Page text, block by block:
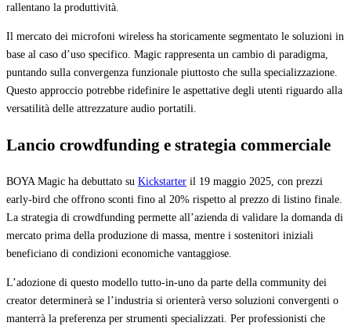
rallentano la produttività.
Il mercato dei microfoni wireless ha storicamente segmentato le soluzioni in
base al caso d’uso specifico. Magic rappresenta un cambio di paradigma,
puntando sulla convergenza funzionale piuttosto che sulla specializzazione.
Questo approccio potrebbe ridefinire le aspettative degli utenti riguardo alla
versatilità delle attrezzature audio portatili.
Lancio crowdfunding e strategia commerciale
BOYA Magic ha debuttato su Kickstarter il 19 maggio 2025, con prezzi
early-bird che offrono sconti fino al 20% rispetto al prezzo di listino finale.
La strategia di crowdfunding permette all’azienda di validare la domanda di
mercato prima della produzione di massa, mentre i sostenitori iniziali
beneficiano di condizioni economiche vantaggiose.
L’adozione di questo modello tutto-in-uno da parte della community dei
creator determinerà se l’industria si orienterà verso soluzioni convergenti o
manterrà la preferenza per strumenti specializzati. Per professionisti che